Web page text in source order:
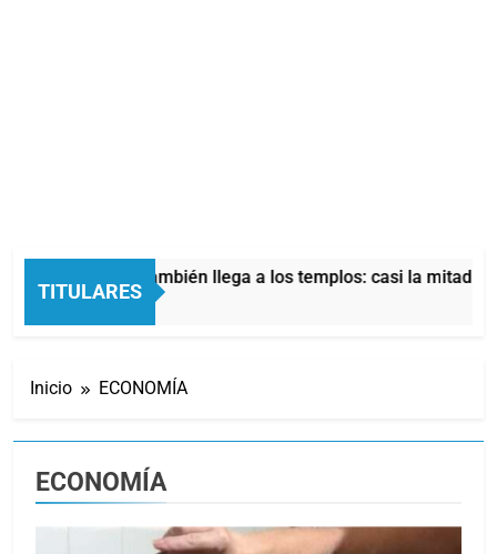
TITULARES
también llega a los templos: casi la mitad de
Inicio ECONOMÍA
ECONOMÍA